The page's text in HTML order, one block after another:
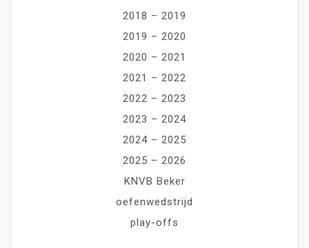
2018 – 2019
2019 – 2020
2020 – 2021
2021 – 2022
2022 – 2023
2023 – 2024
2024 – 2025
2025 – 2026
KNVB Beker
oefenwedstrijd
play-offs